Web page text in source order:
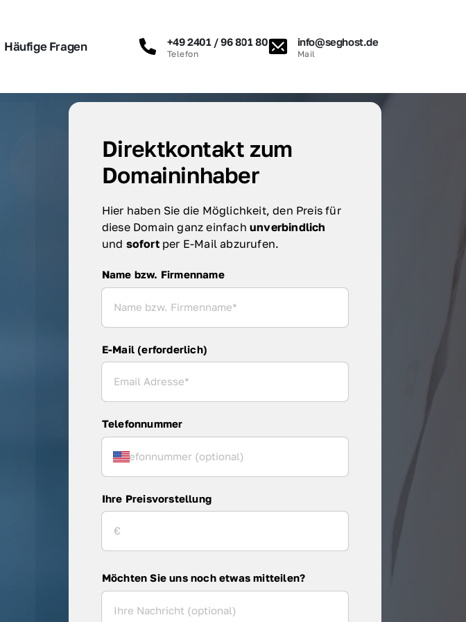
Häufige Fragen +49 2401 / 96 801 80
Telefon
info@seghost.de
Mail
Direktkontakt zum
Domaininhaber
Hier haben Sie die Möglichkeit, den Preis für
diese Domain ganz einfach
und sofort per E-Mail abzurufen.
Name bzw. Firmenname
Name bzw. Firmenname
E-Mail (erforderlich)
Telefonnummer
Ihre Preisvorstellung
Möchten Sie uns noch etwas mitteilen?